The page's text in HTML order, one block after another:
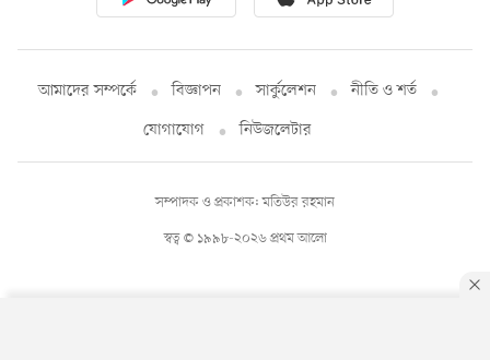
আমাদের সম্পর্কে বিজ্ঞাপন সার্কুলেশন
নীতি ও শর্ত
যোগাযোগ
নিউজলেটার
স্বত্ব © ১৯৯৮-২০২৬ প্রথম আলো
সম্পাদক ও প্রকাশক: মতিউর রহমান